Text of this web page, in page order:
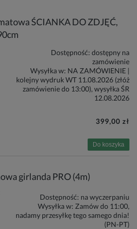
ŚCIANKA DO ZDJĘĆ,
Dostępność: dostępny na
zamówienie
Wysyłka w: NA ZAMÓWIENIE |
kolejny wydruk WT 11.08.2026 (złóż
zamówienie do 13:00), wysyłka ŚR
12.08.2026
399,00 zł
Do koszyka
girlanda PRO (4m)
Dostępność: na wyczerpaniu
Wysyłka w: Zamów do 11:00,
nadamy przesyłkę tego samego dnia!
(PN-PT)